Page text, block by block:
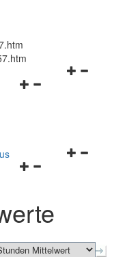
Navigationsmenü
Navigationsmenü
schließen